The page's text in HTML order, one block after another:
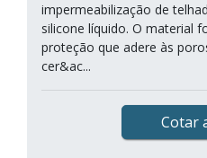
impermeabilização de
silicone líquido. O material
proteção que adere às
cer&ac...
Cotar